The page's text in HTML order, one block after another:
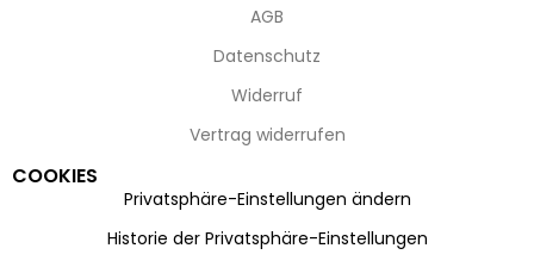
AGB
Datenschutz
Widerruf
Vertrag widerrufen
COOKIES
Privatsphäre-Einstellungen ändern
Historie der Privatsphäre-Einstellungen